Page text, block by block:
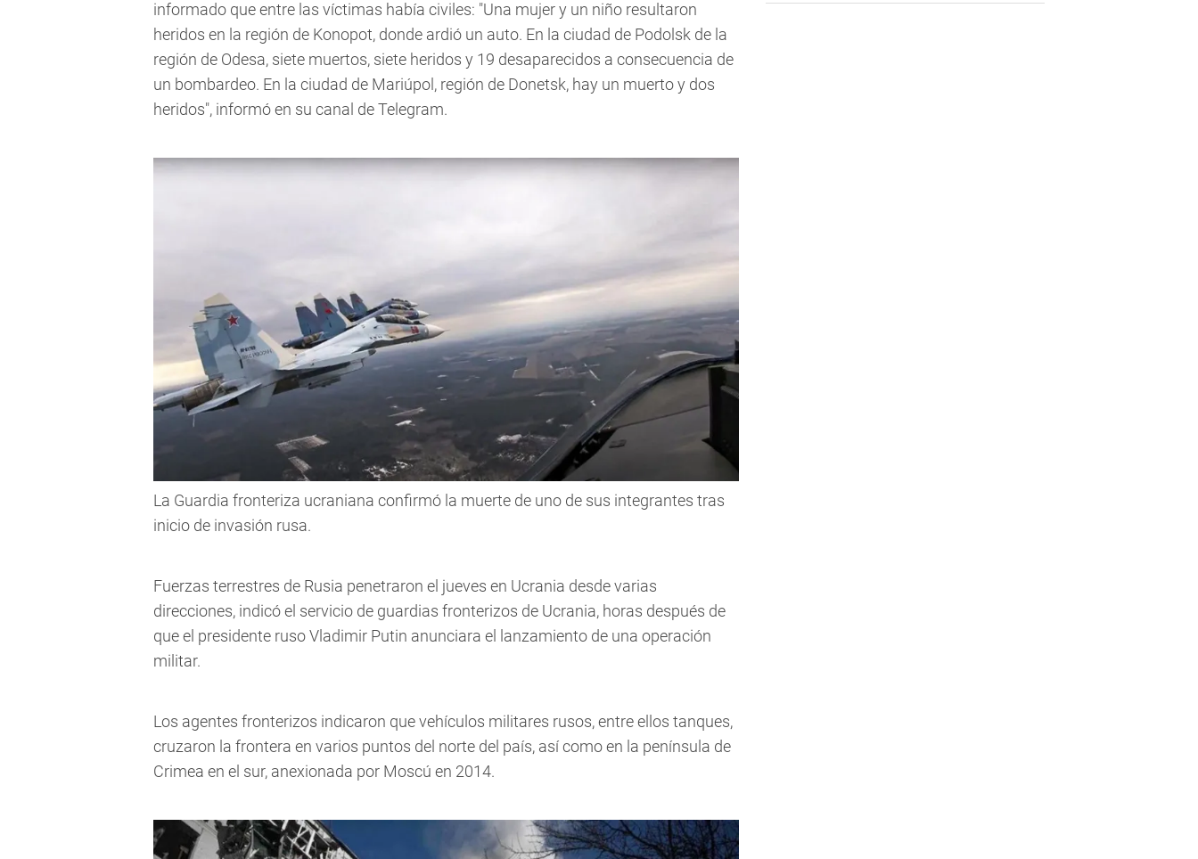
informado que entre las víctimas había civiles: "Una mujer y un niño resultaron
heridos en la región de Konopot, donde ardió un auto. En la ciudad de Podolsk de la
región de Odesa, siete muertos, siete heridos y 19 desaparecidos a consecuencia de
un bombardeo. En la ciudad de Mariúpol, región de Donetsk, hay un muerto y dos
heridos", informó en su canal de Telegram.
La Guardia fronteriza ucraniana confirmó la muerte de uno de sus integrantes tras
inicio de invasión rusa.
Fuerzas terrestres de Rusia penetraron el jueves en Ucrania desde varias
direcciones, indicó el servicio de guardias fronterizos de Ucrania, horas después de
que el presidente ruso Vladimir Putin anunciara el lanzamiento de una operación
militar.
Los agentes fronterizos indicaron que vehículos militares rusos, entre ellos tanques,
cruzaron la frontera en varios puntos del norte del país, así como en la península de
Crimea en el sur, anexionada por Moscú en 2014.